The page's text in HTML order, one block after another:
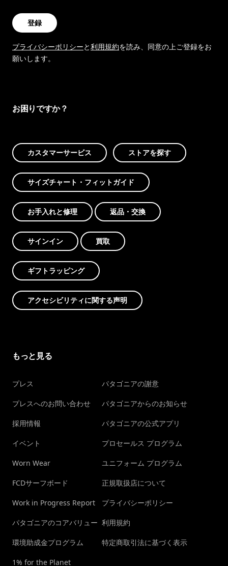
登録
プライバシーポリシーと利用規約を読み、同意の上ご登録をお
願いします。
お困りですか？
カスタマーサービス ストアを探す
サイズチャート・フィットガイド
お手入れと修理 返品・交換
サインイン 買取
ギフトラッピング
アクセシビリティに関する声明
もっと見る
プレス
プレスへのお問い合わせ
採用情報
イベント
Worn Wear
FCDサーフボード
Work in Progress Report
パタゴニアのコアバリュー
環境助成金プログラム
1% for the Planet
パタゴニアの謝意
パタゴニアからのお知らせ
パタゴニアの公式アプリ
プロセールス プログラム
ユニフォーム プログラム
正規取扱店について
プライバシーポリシー
利用規約
特定商取引法に基づく表示